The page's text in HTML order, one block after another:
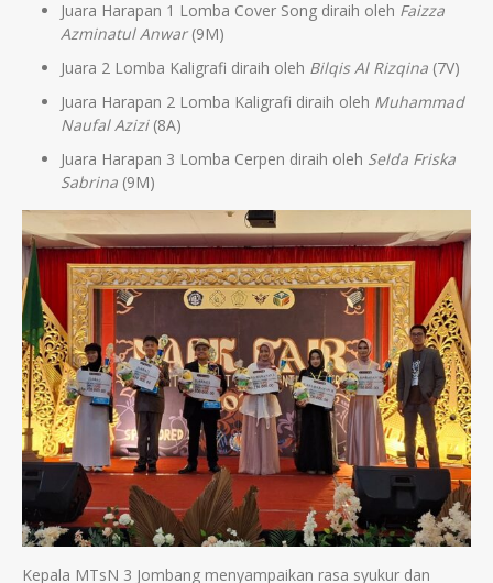
Juara Harapan 1 Lomba Cover Song diraih oleh Faizza
Azminatul Anwar(9M)
Juara 2 Lomba Kaligrafi diraih oleh Bilqis Al Rizqina (7V)
Juara Harapan 2 Lomba Kaligrafi diraih oleh Muhammad
Naufal Azizi(8A)
Juara Harapan 3 Lomba Cerpen diraih oleh Selda Friska
Sabrina (9M)
Kepala MTsN 3 Jombang menyampaikan rasa syukur dan